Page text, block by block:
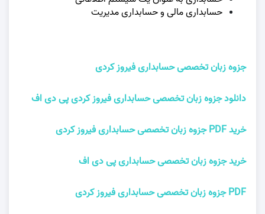
حسابداری مالی و حسابداری مدیریت
جزوه زبان تخصصی حسابداری فیروز کردی
دانلود جزوه زبان تخصصی حسابداری فیروز کردی پی دی اف
خرید PDF جزوه زبان تخصصی حسابداری فیروز کردی
خرید جزوه زبان تخصصی حسابداری پی دی اف
PDF جزوه زبان تخصصی حسابداری فیروز کردی